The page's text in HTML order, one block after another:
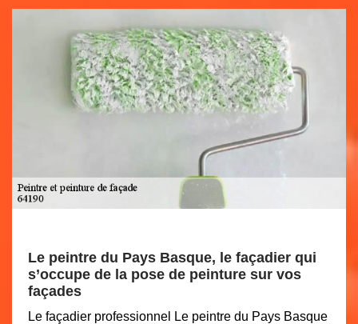
Le peintre du Pays Basque, le façadier qui
s’occupe de la pose de peinture sur vos
façades
Le façadier professionnel Le peintre du Pays Basque